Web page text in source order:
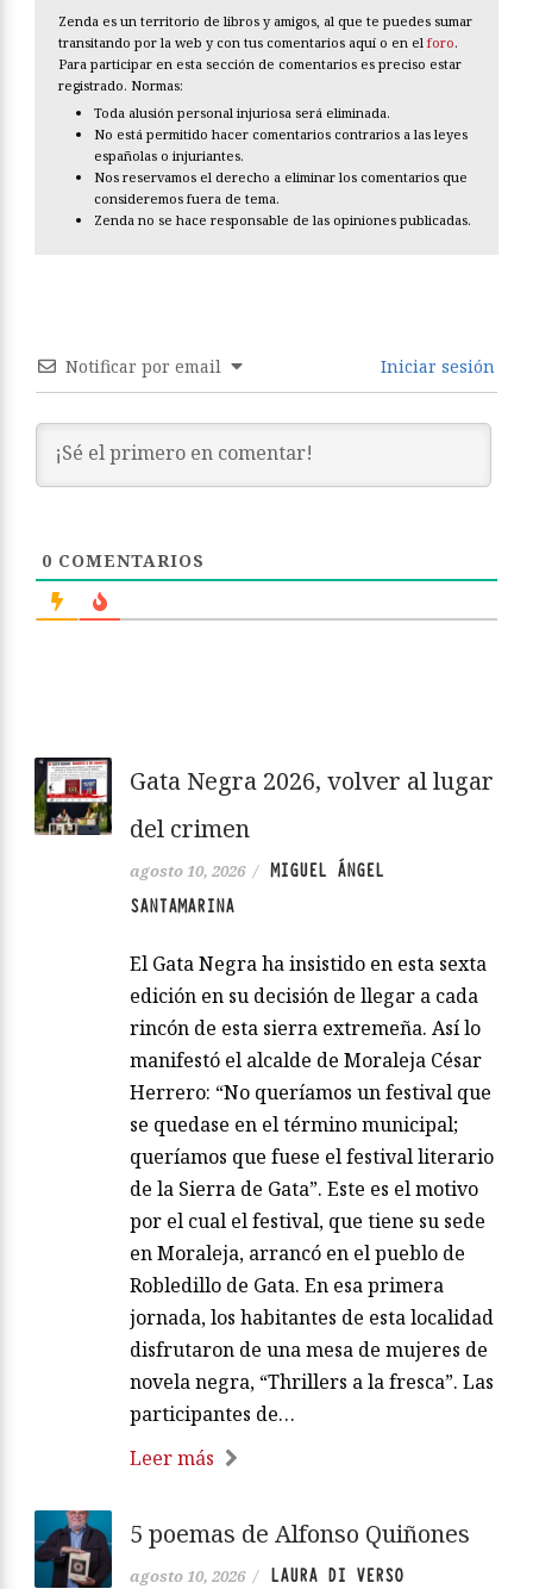
Zenda es un territorio de libros y amigos, al que te puedes sumar
transitando por la web y con tus comentarios aquí o en el foro.
Para participar en esta sección de comentarios es preciso estar
registrado. Normas:
Toda alusión personal injuriosa será eliminada.
No está permitido hacer comentarios contrarios a las leyes
españolas o injuriantes.
Nos reservamos el derecho a eliminar los comentarios que
consideremos fuera de tema.
Zenda no se hace responsable de las opiniones publicadas.
Notificar por email Iniciar sesión
0 COMENTARIOS
Gata Negra 2026, volver al lugar
del crimen
agosto 10, 2026 / MIGUEL ÁNGEL
SANTAMARINA
El Gata Negra ha insistido en esta sexta
edición en su decisión de llegar a cada
rincón de esta sierra extremeña. Así lo
manifestó el alcalde de Moraleja César
Herrero: “No queríamos un festival que
se quedase en el término municipal;
queríamos que fuese el festival literario
de la Sierra de Gata”. Este es el motivo
por el cual el festival, que tiene su sede
en Moraleja, arrancó en el pueblo de
Robledillo de Gata. En esa primera
jornada, los habitantes de esta localidad
disfrutaron de una mesa de mujeres de
novela negra, “Thrillers a la fresca”. Las
participantes de…
Leer más
5 poemas de Alfonso Quiñones
agosto 10, 2026 / LAURA DI VERSO